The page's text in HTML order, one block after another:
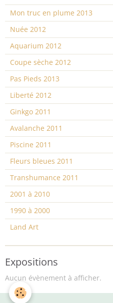
Mon truc en plume 2013
Nuée 2012
Aquarium 2012
Coupe sèche 2012
Pas Pieds 2013
Liberté 2012
Ginkgo 2011
Avalanche 2011
Piscine 2011
Fleurs bleues 2011
Transhumance 2011
2001 à 2010
1990 à 2000
Land Art
Expositions
Aucun évènement à afficher.